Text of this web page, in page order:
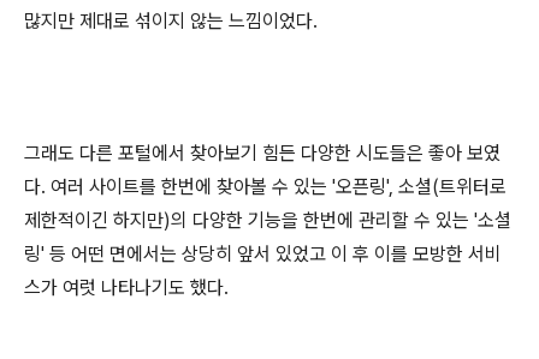
많지만 제대로 섞이지 않는 느낌이었다.
그래도 다른 포털에서 찾아보기 힘든 다양한 시도들은 좋아 보였
다. 여러 사이트를 한번에 찾아볼 수 있는 '오픈링', 소셜(트위터로
제한적이긴 하지만)의 다양한 기능을 한번에 관리할 수 있는 '소셜
링' 등 어떤 면에서는 상당히 앞서 있었고 이 후 이를 모방한 서비
스가 여럿 나타나기도 했다.